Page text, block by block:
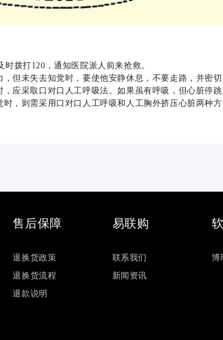
拨打120，通知医院派人前来抢救。
未失去知觉时，要使他安静休息，不要走路，并密切
采取口对口人工呼吸法。如果虽有呼吸，但心脏停跳
则需采用口对口人工呼吸和人工胸外挤压心脏两种方
售后保障
退换货政策
退换货流程
退款说明
易联购
联系我们
新闻资讯
博